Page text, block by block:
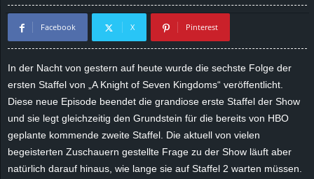
Facebook X Pinterest
In der Nacht von gestern auf heute wurde die sechste Folge der
ersten Staffel von „A Knight of Seven Kingdoms“ veröffentlicht.
Diese neue Episode beendet die grandiose erste Staffel der Show
und sie legt gleichzeitig den Grundstein für die bereits von HBO
geplante kommende zweite Staffel. Die aktuell von vielen
begeisterten Zuschauern gestellte Frage zu der Show läuft aber
natürlich darauf hinaus, wie lange sie auf Staffel 2 warten müssen.